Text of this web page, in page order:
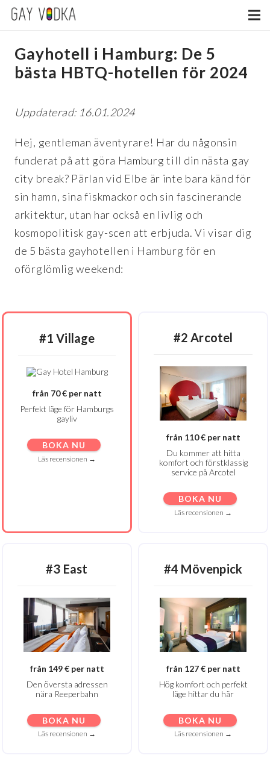
Gayhotell i Hamburg: De 5
bästa HBTQ-hotellen för 2024
Uppdaterad: 16.01.2024
Hej, gentleman äventyrare! Har du någonsin
funderat på att göra Hamburg till din nästa gay
city break? Pärlan vid Elbe är inte bara känd för
sin hamn, sina fiskmackor och sin fascinerande
arkitektur, utan har också en livlig och
kosmopolitisk gay-scen att erbjuda. Vi visar dig
de 5 bästa gayhotellen i Hamburg för en
oförglömlig weekend:
#1 Village
från 70 € per natt
Perfekt läge för Hamburgs
gayliv
BOKA NU
Läs recensionen →
#2 Arcotel
från 110 € per natt
Du kommer att hitta
komfort och förstklassig
service på Arcotel
BOKA NU
Läs recensionen →
#3 East
från 149 € per natt
Den översta adressen
nära Reeperbahn
BOKA NU
Läs recensionen →
#4 Mövenpick
från 127 € per natt
Hög komfort och perfekt
läge hittar du här
BOKA NU
Läs recensionen →